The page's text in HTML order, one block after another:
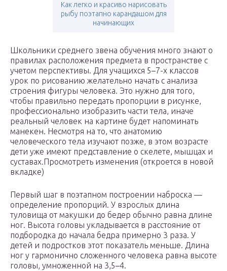
Как легко и красиво нарисовать
рыбу поэтапно карандашом для
начинающих
Школьники среднего звена обучения много знают о
правилах расположения предмета в пространстве с
учетом перспективы. Для учащихся 5–7-х классов
урок по рисованию желательно начать с анализа
строения фигуры человека. Это нужно для того,
чтобы правильно передать пропорции в рисунке,
профессионально изобразить части тела, иначе
реальный человек на картине будет напоминать
манекен. Несмотря на то, что анатомию
человеческого тела изучают позже, в этом возрасте
дети уже имеют представление о скелете, мышцах и
суставах.Просмотреть изменения (откроется в новой
вкладке)
Первый шаг в поэтапном построении наброска —
определение пропорций. У взрослых длина
туловища от макушки до бедер обычно равна длине
ног. Высота головы укладывается в расстояние от
подбородка до начала бедра примерно 3 раза. У
детей и подростков этот показатель меньше. Длина
ног у гармонично сложенного человека равна высоте
головы, умноженной на 3,5–4.